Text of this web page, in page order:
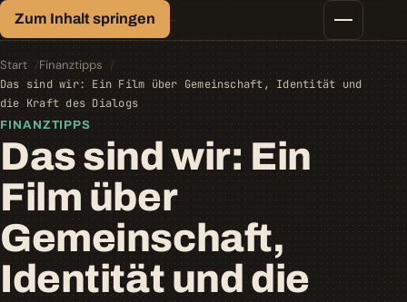
Zum Inhalt springen
Finanz-Lexikon
Geld, einfach erklärt.
Finanztipps
Kredite
Geld-/Vermögensanlage
Krypto
Steuern
Start Finanztipps
Das sind wir: Ein Film über Gemeinschaft, Identität und
die Kraft des Dialogs
FINANZTIPPS
Das sind wir: Ein
Film über
Gemeinschaft,
Identität und die